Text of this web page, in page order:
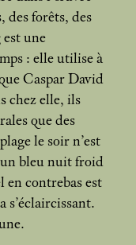
des forêts, des
est une
: elle utilise à
Caspar David
chez elle, ils
que des
le soir n’est
un bleu nuit froid
en contrebas est
s’éclaircissant.